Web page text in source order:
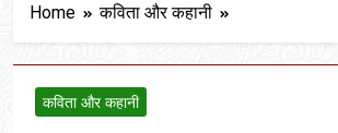
Home कविता और कहानी
कविता और कहानी